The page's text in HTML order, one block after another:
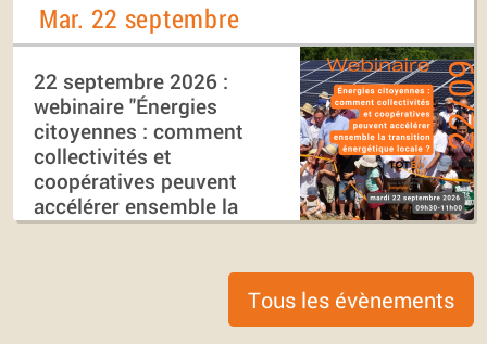
Mar. 22 septembre
22 septembre 2026 :
webinaire "Énergies
citoyennes : comment
collectivités et
coopératives peuvent
accélérer ensemble la
transition énergétique
Tous les évènements